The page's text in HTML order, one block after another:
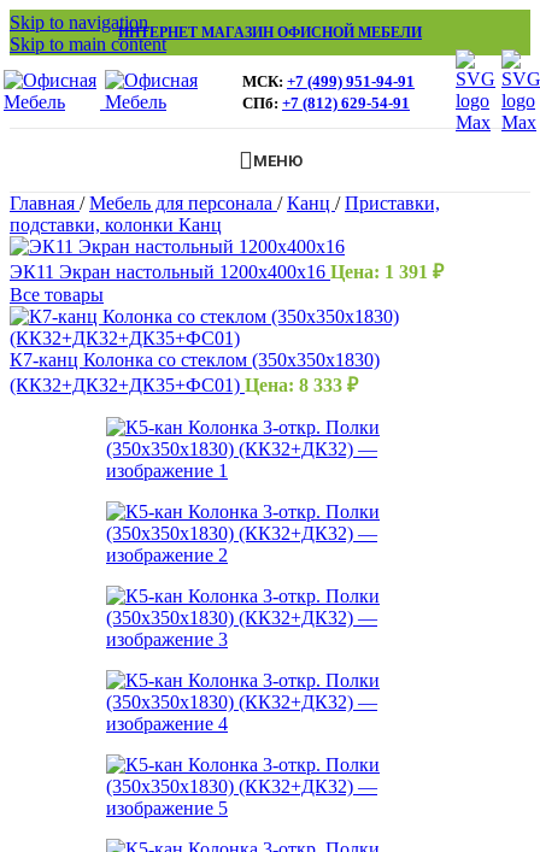
Skip to navigation
Skip to main content
ИНТЕРНЕТ МАГАЗИН ОФИСНОЙ МЕБЕЛИ
МСК: +7 (499) 951-94-91
СПб: +7 (812) 629-54-91
МЕНЮ
Главная / Мебель для персонала / Канц / Приставки,
подставки, колонки Канц
ЭК11 Экран настольный 1200х400х16 Цена: 1 391 ₽
Все товары
К7-канц Колонка со стеклом (350х350х1830)
(КК32+ДК32+ДК35+ФС01) Цена: 8 333 ₽